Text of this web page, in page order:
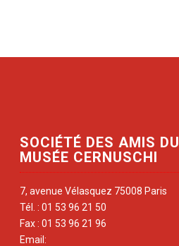
SOCIÉTÉ DES AMIS DU
MUSÉE CERNUSCHI
7, avenue Vélasquez 75008 Paris
Tél. : 01 53 96 21 50
Fax : 01 53 96 21 96
Email: